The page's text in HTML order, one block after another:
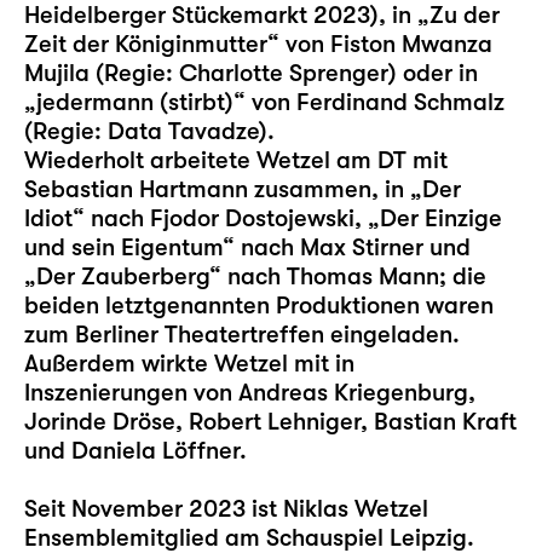
Heidelberger Stückemarkt 2023), in „Zu der
Zeit der Königinmutter“ von Fiston Mwanza
Mujila (Regie: Charlotte Sprenger) oder in
„jedermann (stirbt)“ von Ferdinand Schmalz
(Regie: Data Tavadze).
Wiederholt arbeitete Wetzel am DT mit
Sebastian Hartmann zusammen, in „Der
Idiot“ nach Fjodor Dostojewski, „Der Einzige
und sein Eigentum“ nach Max Stirner und
„Der Zauberberg“ nach Thomas Mann; die
beiden letztgenannten Produktionen waren
zum Berliner Theatertreffen eingeladen.
Außerdem wirkte Wetzel mit in
Inszenierungen von Andreas Kriegenburg,
Jorinde Dröse, Robert Lehniger, Bastian Kraft
und Daniela Löffner.
Seit November 2023 ist Niklas Wetzel
Ensemblemitglied am Schauspiel Leipzig.